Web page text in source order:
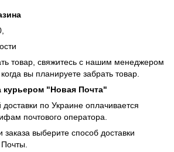
товар, свяжитесь с нашим менеджером
вы планируете забрать товар.
курьером "Новая Почта"
по Украине оплачивается
почтового оператора.
выберите способ доставки